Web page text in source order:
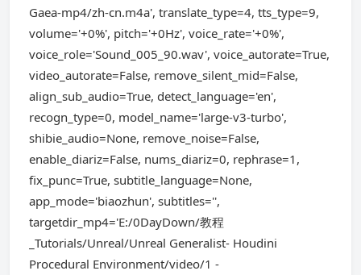
Gaea-mp4/zh-cn.m4a', translate_type=4, tts_type=9,
volume='+0%', pitch='+0Hz', voice_rate='+0%',
voice_role='Sound_005_90.wav', voice_autorate=True,
video_autorate=False, remove_silent_mid=False,
align_sub_audio=True, detect_language='en',
recogn_type=0, model_name='large-v3-turbo',
shibie_audio=None, remove_noise=False,
enable_diariz=False, nums_diariz=0, rephrase=1,
fix_punc=True, subtitle_language=None,
app_mode='biaozhun', subtitles='',
targetdir_mp4='E:/0DayDown/教程
_Tutorials/Unreal/Unreal Generalist- Houdini
Procedural Environment/video/1 -